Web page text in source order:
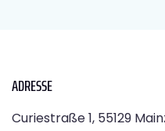
ADRESSE
Curiestraße 1, 55129